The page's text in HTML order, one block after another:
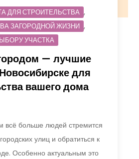
ДЛЯ СТРОИТЕЛЬСТВА ,
ЗАГОРОДНОЙ ЖИЗНИ ,
УЧАСТКА
— лучшие
для
вашего дома
всё больше людей стремится
улиц и обратиться к
Особенно актуальным это